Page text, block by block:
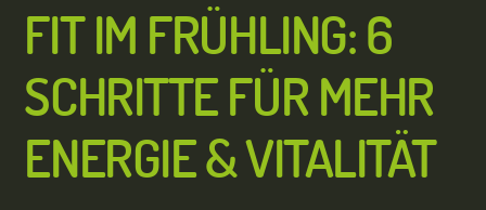
FIT IM FRÜHLING: 6
SCHRITTE FÜR MEHR
ENERGIE & VITALITÄT